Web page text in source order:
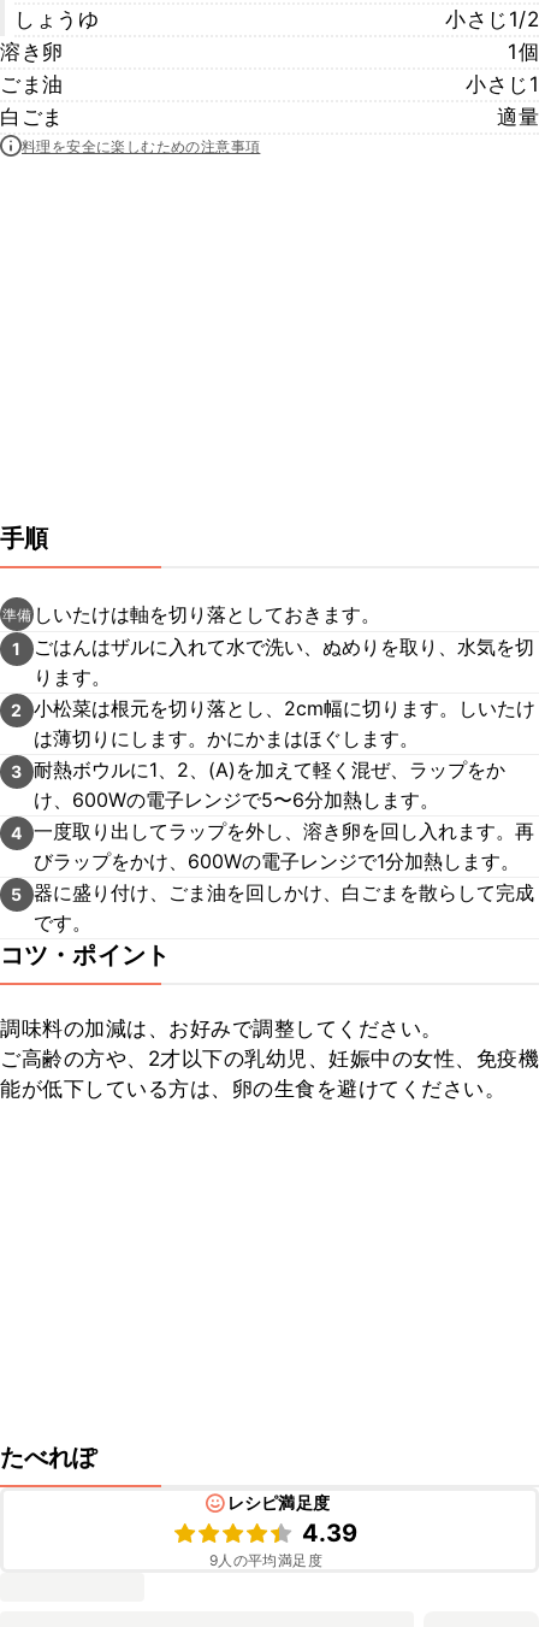
しょうゆ
小さじ1/2
溶き卵
1個
ごま油
小さじ1
白ごま
適量
料理を安全に楽しむための注意事項
手順
準備 しいたけは軸を切り落としておきます。
1
ごはんはザルに入れて水で洗い、ぬめりを取り、水気を切
ります。
2
小松菜は根元を切り落とし、2cm幅に切ります。しいたけ
は薄切りにします。かにかまはほぐします。
3 耐熱ボウルに1、2、(A)を加えて軽く混ぜ、ラップをか
け、600Wの電子レンジで5〜6分加熱します。
4 一度取り出してラップを外し、溶き卵を回し入れます。再
びラップをかけ、600Wの電子レンジで1分加熱します。
5 器に盛り付け、ごま油を回しかけ、白ごまを散らして完成
です。
コツ・ポイント
調味料の加減は、お好みで調整してください。
ご高齢の方や、2才以下の乳幼児、妊娠中の女性、免疫機
能が低下している方は、卵の生食を避けてください。
たべれぽ
レシピ満足度
4.39
9人の平均満足度